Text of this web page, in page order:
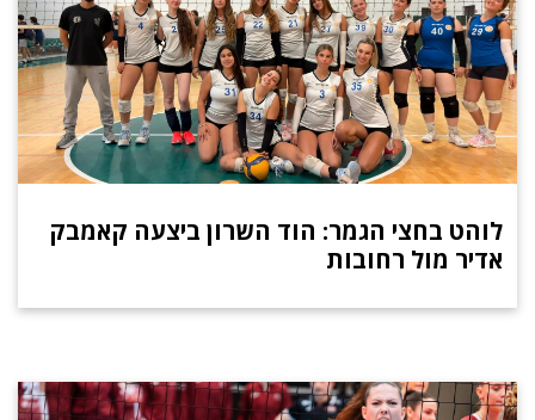
לוהט בחצי הגמר: הוד השרון ביצעה קאמבק
אדיר מול רחובות